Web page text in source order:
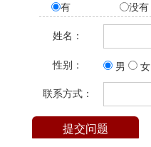
有
没有
姓名：
性别： 男 女
联系方式：